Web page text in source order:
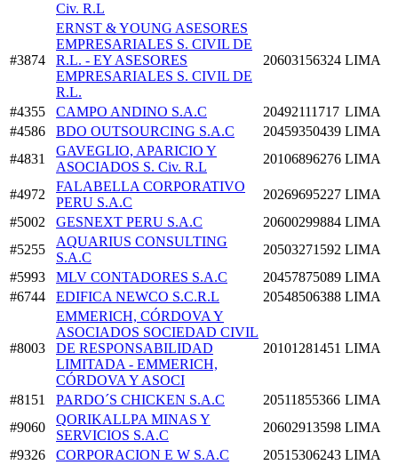
Civ. R.L
#3874
ERNST & YOUNG ASESORES
EMPRESARIALES S. CIVIL DE
R.L. - EY ASESORES
EMPRESARIALES S. CIVIL DE
R.L.
20603156324 LIMA
#4355 CAMPO ANDINO S.A.C 20492111717 LIMA
#4586
BDO OUTSOURCING S.A.C 20459350439 LIMA
#4831
GAVEGLIO, APARICIO Y
ASOCIADOS S. Civ. R.L
20106896276 LIMA
#4972
FALABELLA CORPORATIVO
PERU S.A.C
20269695227 LIMA
#5002
GESNEXT PERU S.A.C 20600299884 LIMA
#5255
AQUARIUS CONSULTING
S.A.C
20503271592 LIMA
#5993
MLV CONTADORES S.A.C 20457875089 LIMA
#6744
EDIFICA NEWCO S.C.R.L 20548506388 LIMA
#8003
EMMERICH, CÓRDOVA Y
ASOCIADOS SOCIEDAD CIVIL
DE RESPONSABILIDAD
LIMITADA - EMMERICH,
CÓRDOVA Y ASOCI
20101281451 LIMA
#8151 PARDO´S CHICKEN S.A.C 20511855366 LIMA
#9060
QORIKALLPA MINAS Y
SERVICIOS S.A.C
20602913598 LIMA
#9326
CORPORACION E W S.A.C 20515306243 LIMA